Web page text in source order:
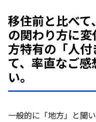
移住前と比べ
の関わり方に
方特有の「人
て、率直なご
い。
一般的に「地方」と聞